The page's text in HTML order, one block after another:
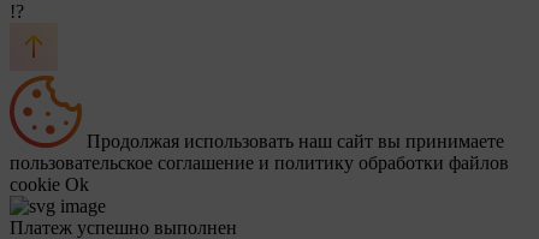
!?
Продолжая использовать наш сайт вы принимаете
пользовательское соглашение и политику обработки файлов
cookie Ok
Платеж успешно выполнен